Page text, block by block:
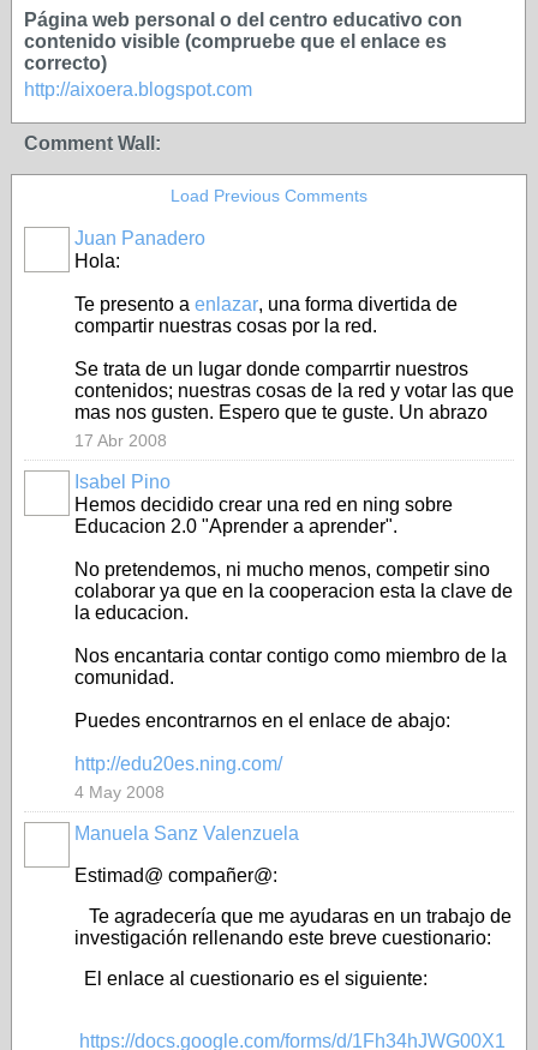
Página web personal o del centro educativo con
contenido visible (compruebe que el enlace es
correcto)
http://aixoera.blogspot.com
Comment Wall:
Load Previous Comments
Juan Panadero
Hola:
Te presento a enlazar, una forma divertida de
compartir nuestras cosas por la red.
Se trata de un lugar donde comparrtir nuestros
contenidos; nuestras cosas de la red y votar las que
mas nos gusten. Espero que te guste. Un abrazo
17 Abr 2008
Isabel Pino
Hemos decidido crear una red en ning sobre
Educacion 2.0 "Aprender a aprender".
No pretendemos, ni mucho menos, competir sino
colaborar ya que en la cooperacion esta la clave de
la educacion.
Nos encantaria contar contigo como miembro de la
comunidad.
Puedes encontrarnos en el enlace de abajo:
http://edu20es.ning.com/
4 May 2008
Manuela Sanz Valenzuela
Estimad@ compañer@:
Te agradecería que me ayudaras en un trabajo de
investigación rellenando este breve cuestionario:
El enlace al cuestionario es el siguiente:
https://docs.google.com/forms/d/1Fh34hJWG00X1